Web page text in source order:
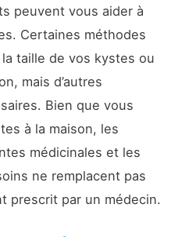
peuvent vous aider à
Certaines méthodes
taille de vos kystes ou
mais d’autres
Bien que vous
à la maison, les
médicinales et les
ne remplacent pas
prescrit par un médecin.